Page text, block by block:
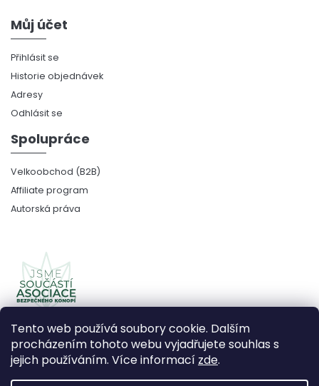
Tento web používá soubory cookie. Dalším
procházením tohoto webu vyjadřujete souhlas s
jejich používáním. Více informací zde.
Můj účet
Přihlásit se
Historie objednávek
Adresy
Odhlásit se
Spolupráce
Velkoobchod (B2B)
Affiliate program
Autorská práva